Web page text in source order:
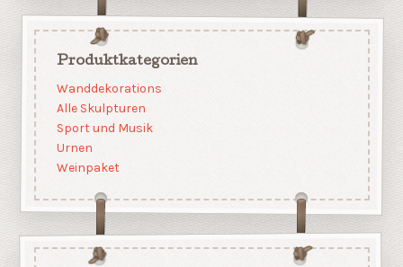
Produktkategorien
Wanddekorations
Alle Skulpturen
Sport und Musik
Urnen
Weinpaket